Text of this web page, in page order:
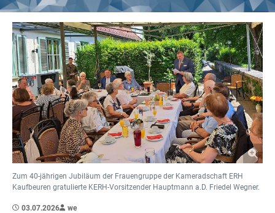
Zum 40-jährigen Jubiläum der Frauengruppe der Kameradschaft ERH
Kaufbeuren gratulierte KERH-Vorsitzender Hauptmann a.D. Friedel Wegner.
03.07.2026 we